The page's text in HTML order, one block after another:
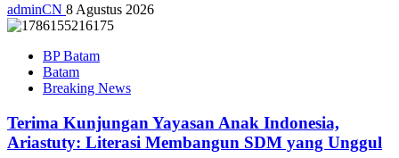
adminCN 8 Agustus 2026
BP Batam
Batam
Breaking News
Terima Kunjungan Yayasan Anak Indonesia,
Ariastuty: Literasi Membangun SDM yang Unggul